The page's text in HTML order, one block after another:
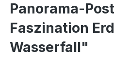
Panorama-
Faszination
Wasserfall"